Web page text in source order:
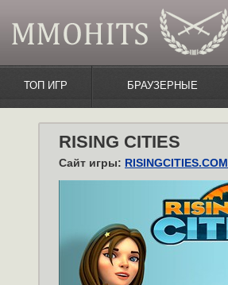
ТОП ИГР БРАУЗЕРНЫЕ
RISING CITIES
Сайт игры: RISINGCITIES.COM